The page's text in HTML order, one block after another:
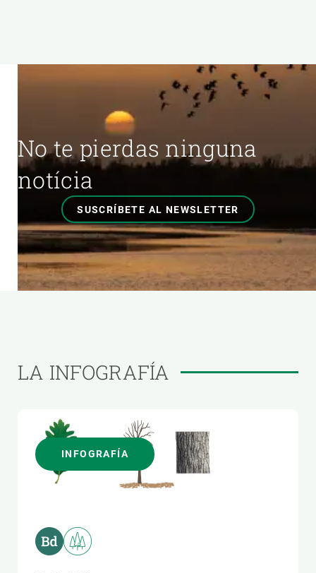
No te pierdas ninguna
notícia
SUSCRÍBETE AL NEWSLETTER
LA INFOGRAFÍA
INFOGRAFÍA